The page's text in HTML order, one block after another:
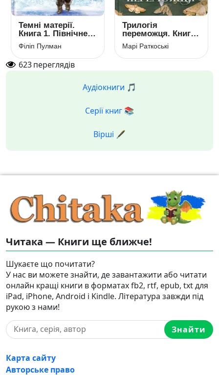
Темні матерії.
Книга 1. Північне
сяйво
Філіп Пулман
Трилогія
переможця. Книга
2. Злочин
переможця
Марі Раткоські
623переглядів
Аудіокниги 🎵
Серії книг 📚
Вірші 🖋️
Читака — Книги ще ближче!
Шукаєте що почитати?
У нас ви можете знайти, де завантажити або читати
онлайн кращі книги в форматах fb2, rtf, epub, txt для
iPad, iPhone, Android і Kindle. Література завжди під
рукою з нами!
Знайти
Карта сайту
Авторське право